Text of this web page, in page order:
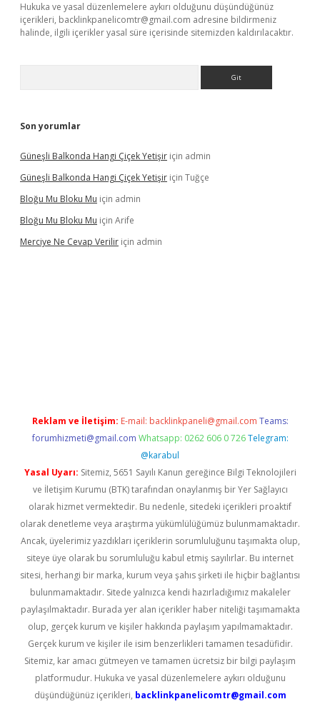
Hukuka ve yasal düzenlemelere aykırı olduğunu düşündüğünüz
içerikleri, backlinkpanelicomtr@gmail.com adresine bildirmeniz
halinde, ilgili içerikler yasal süre içerisinde sitemizden kaldırılacaktır.
Son yorumlar
Güneşli Balkonda Hangi Çiçek Yetişir için admin
Güneşli Balkonda Hangi Çiçek Yetişir için Tuğçe
Bloğu Mu Bloku Mu için admin
Bloğu Mu Bloku Mu için Arife
Merciye Ne Cevap Verilir için admin
Reklam ve İletişim: E-mail: backlinkpaneli@gmail.com Teams:
forumhizmeti@gmail.com Whatsapp: 0262 606 0 726 Telegram:
@karabul
Yasal Uyarı: Sitemiz, 5651 Sayılı Kanun gereğince Bilgi Teknolojileri
ve İletişim Kurumu (BTK) tarafından onaylanmış bir Yer Sağlayıcı
olarak hizmet vermektedir. Bu nedenle, sitedeki içerikleri proaktif
olarak denetleme veya araştırma yükümlülüğümüz bulunmamaktadır.
Ancak, üyelerimiz yazdıkları içeriklerin sorumluluğunu taşımakta olup,
siteye üye olarak bu sorumluluğu kabul etmiş sayılırlar. Bu internet
sitesi, herhangi bir marka, kurum veya şahıs şirketi ile hiçbir bağlantısı
bulunmamaktadır. Sitede yalnızca kendi hazırladığımız makaleler
paylaşılmaktadır. Burada yer alan içerikler haber niteliği taşımamakta
olup, gerçek kurum ve kişiler hakkında paylaşım yapılmamaktadır.
Gerçek kurum ve kişiler ile isim benzerlikleri tamamen tesadüfidir.
Sitemiz, kar amacı gütmeyen ve tamamen ücretsiz bir bilgi paylaşım
platformudur. Hukuka ve yasal düzenlemelere aykırı olduğunu
düşündüğünüz içerikleri, backlinkpanelicomtr@gmail.com